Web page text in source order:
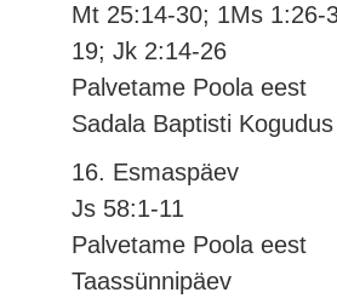
Mt 25:14-30; 1Ms 1:26-
19; Jk 2:14-26
Palvetame Poola eest
Sadala Baptisti Kogudus
16. Esmaspäev
Js 58:1-11
Palvetame Poola eest
Taassünnipäev